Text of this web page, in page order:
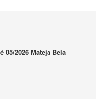
05/2026 Mateja Bela